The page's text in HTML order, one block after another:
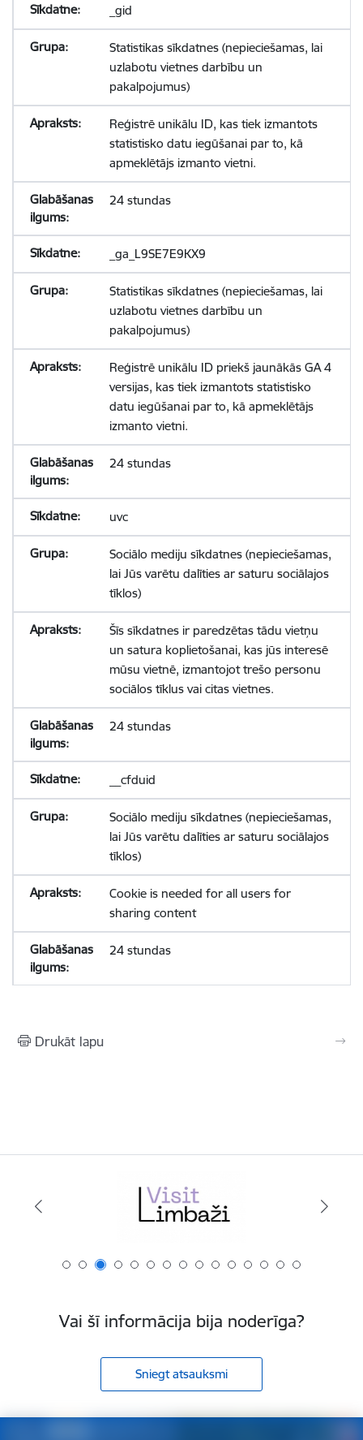
_gid
Statistikas sīkdatnes (nepieciešamas, lai
uzlabotu vietnes darbību un
pakalpojumus)
Reģistrē unikālu ID, kas tiek izmantots
statistisko datu iegūšanai par to, kā
apmeklētājs izmanto vietni.
24 stundas
_ga_L9SE7E9KX9
Statistikas sīkdatnes (nepieciešamas, lai
uzlabotu vietnes darbību un
pakalpojumus)
Reģistrē unikālu ID priekš jaunākās GA 4
versijas, kas tiek izmantots statistisko
datu iegūšanai par to, kā apmeklētājs
izmanto vietni.
24 stundas
uvc
Sociālo mediju sīkdatnes (nepieciešamas,
lai Jūs varētu dalīties ar saturu sociālajos
tīklos)
Šīs sīkdatnes ir paredzētas tādu vietņu
un satura koplietošanai, kas jūs interesē
mūsu vietnē, izmantojot trešo personu
sociālos tīklus vai citas vietnes.
24 stundas
__cfduid
Sociālo mediju sīkdatnes (nepieciešamas,
lai Jūs varētu dalīties ar saturu sociālajos
tīklos)
Cookie is needed for all users for
sharing content
24 stundas
Drukāt lapu
Vai šī informācija bija noderīga?
Sniegt atsauksmi